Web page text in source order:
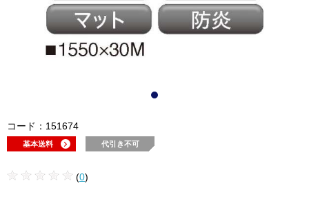
コード：151674
基本送料 代引き不可
(0)